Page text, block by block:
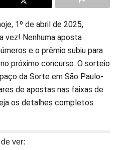
1º de abril de 2025,
vez! Nenhuma aposta
e o prêmio subiu para
no próximo concurso. O sorteio
da Sorte em São Paulo-
de apostas nas faixas de
os detalhes completos
ver: